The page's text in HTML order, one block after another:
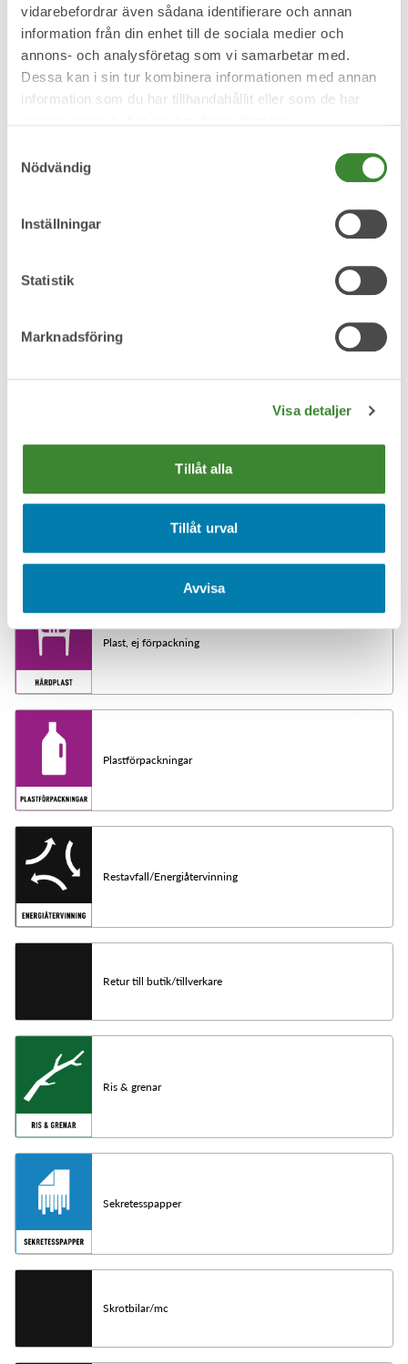
vidarebefordrar även sådana identifierare och annan
information från din enhet till de sociala medier och
annons- och analysföretag som vi samarbetar med.
Dessa kan i sin tur kombinera informationen med annan
information som du har tillhandahållit eller som de har
Nödvändig
Inställningar
Statistik
Marknadsföring
Visa detaljer
Tillåt alla
Tillåt urval
Avvisa
Metallförpackningar
Pappersförpackningar
Plast, ej förpackning
Plastförpackningar
Restavfall/Energiåtervinning
Retur till butik/tillverkare
Ris & grenar
Sekretesspapper
Skrotbilar/mc